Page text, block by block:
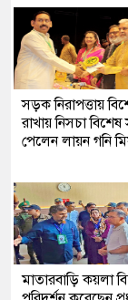
সড়ক নিরাপত্তায়
রাখায় নিসচা বিশেষ
পেলেন লায়ন গনি
মাতারবাড়ি কয়লা